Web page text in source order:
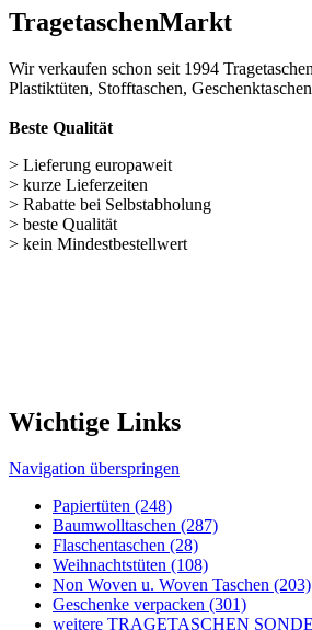
> kurze Lieferzeiten
> Rabatte bei Selbstabholung
> kein Mindestbestellwert
Wichtige Links
Non Woven u. Woven Taschen (203)
Geschenke verpacken (301)
Nützliches für unseren Shop
Navigation überspringen
Kontakt
Kunden-Login
Passwort vergessen